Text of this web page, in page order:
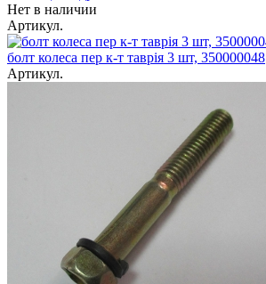
Нет в наличии
Артикул.
болт колеса пер к-т таврія 3 шт, 350000048
Артикул.